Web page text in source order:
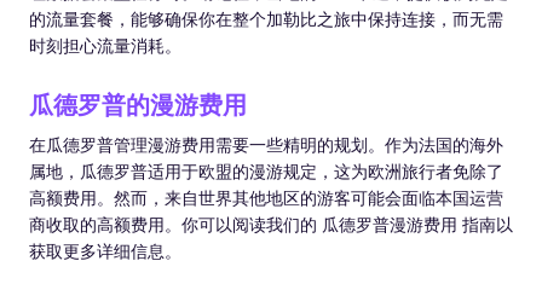
的流量套餐，能够确保你在整个加勒比之旅中保持连接，而无需
时刻担心流量消耗。
瓜德罗普的漫游费用
在瓜德罗普管理漫游费用需要一些精明的规划。作为法国的海外
属地，瓜德罗普适用于欧盟的漫游规定，这为欧洲旅行者免除了
高额费用。然而，来自世界其他地区的游客可能会面临本国运营
商收取的高额费用。你可以阅读我们的 瓜德罗普漫游费用 指南以
获取更多详细信息。